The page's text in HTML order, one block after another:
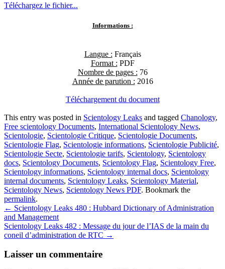
Téléchargez le fichier...
Informations :
Langue : Français
Format : PDF
Nombre de pages : 76
Année de parution : 2016
Téléchargement du document
This entry was posted in Scientology Leaks and tagged Chanology,
Free scientology Documents, International Scientology News,
Scientologie, Scientologie Critique, Scientologie Documents,
Scientologie Flag, Scientologie informations, Scientologie Publicité,
Scientologie Secte, Scientologie tarifs, Scientology, Scientology
docs, Scientology Documents, Scientology Flag, Scientology Free,
Scientology informations, Scientology internal docs, Scientology
internal documents, Scientology Leaks, Scientology Material,
Scientology News, Scientology News PDF. Bookmark the
permalink.
Post
navigation
← Scientology Leaks 480 : Hubbard Dictionary of Administration
and Management
Scientology Leaks 482 : Message du jour de l’IAS de la main du
coneil d’administration de RTC →
Laisser un commentaire